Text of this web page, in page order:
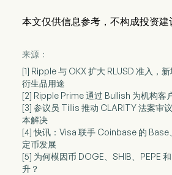
本文仅供信息参考，不构成投资建
来源：
[1] Ripple 与 OKX 扩大 RLUSD 准入，
衍生品用途
[2] Ripple Prime 通过 Bullish 为机构客
[3] 参议员 Tillis 推动 CLARITY 法案审
本解决
[4] 快讯：Visa 联手 Coinbase 的
定币发展
[5] 为何模因币 DOGE、SHIB、PEPE
升？